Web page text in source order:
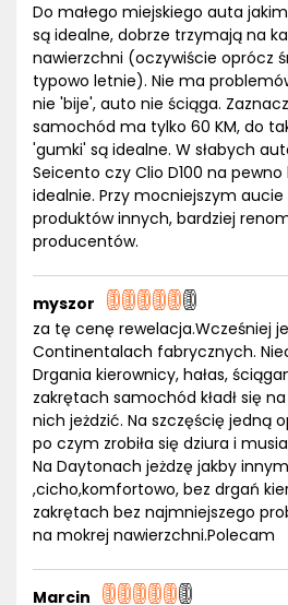
Do małego miejskiego auta
są idealne, dobrze trzymają na
nawierzchni (oczywiście oprócz
typowo letnie). Nie ma
nie 'bije', auto nie ściąga.
samochód ma tylko 60 KM, do
'gumki' są idealne. W słabych
Seicento czy Clio D100 na
idealnie. Przy mocniejszym aucie
produktów innych, bardziej
producentów.
myszor
za tę cenę rewelacja.Wcześniej
Continentalach fabrycznych.
Drgania kierownicy, hałas,
zakrętach samochód kładł się
nich jeżdzić. Na szczęścię jedną
po czym zrobiła się dziura i
Na Daytonach jeżdzę jakby
,cicho,komfortowo, bez drgań
zakrętach bez najmniejszego
na mokrej nawierzchni.Polecam
Marcin